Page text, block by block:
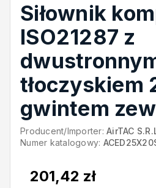
Siłownik
ISO21287 z
tłoczyskiem
gwintem
Producent/Importer: AirTAC
Numer katalogowy:
201,42 zł